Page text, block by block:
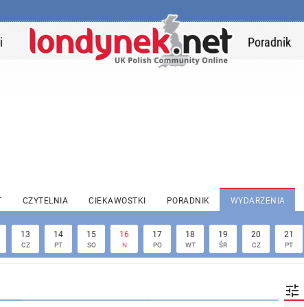
Poradnik
CZYTELNIA CIEKAWOSTKI PORADNIK WYDARZENIA
13
CZ
14
PT
15
SO
16
N
17
PO
18
WT
19
ŚR
20
CZ
21
PT
